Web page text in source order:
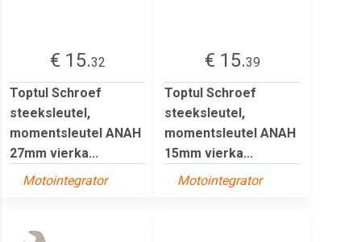
€ 15.32
Toptul Schroef
steeksleutel,
momentsleutel ANAH
27mm vierka...
Motointegrator
€ 15.39
Toptul Schroef
steeksleutel,
momentsleutel ANAH
15mm vierka...
Motointegrator